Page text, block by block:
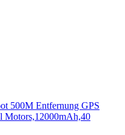
500M Entfernung GPS
Motors,12000mAh,40